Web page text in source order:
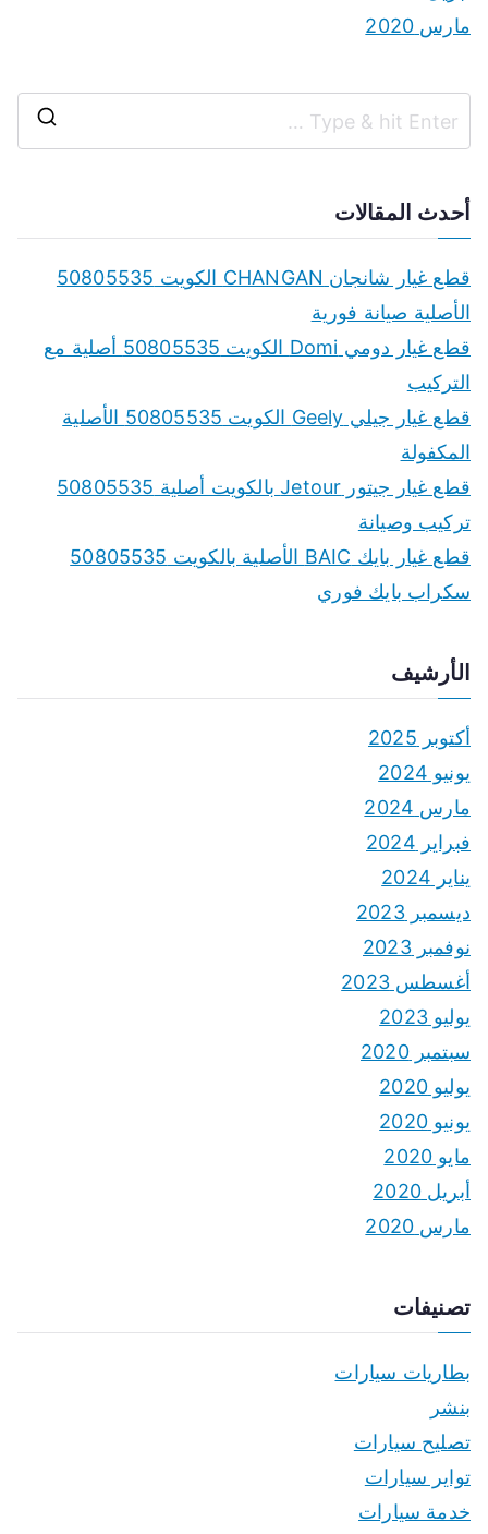
مارس 2020
r
أحدث المقالات
قطع غيار شانجان CHANGAN الكويت 50805535
الأصلية صيانة فورية
قطع غيار دومي Domi الكويت 50805535 أصلية مع
التركيب
قطع غيار جيلي Geely الكويت 50805535 الأصلية
المكفولة
قطع غيار جيتور Jetour بالكويت أصلية 50805535
تركيب وصيانة
قطع غيار بايك BAIC الأصلية بالكويت 50805535
سكراب بايك فوري
الأرشيف
أكتوبر 2025
يونيو 2024
مارس 2024
فبراير 2024
يناير 2024
ديسمبر 2023
نوفمبر 2023
أغسطس 2023
يوليو 2023
سبتمبر 2020
يوليو 2020
يونيو 2020
مايو 2020
أبريل 2020
مارس 2020
تصنيفات
بطاريات سيارات
بنشر
تصليح سيارات
تواير سيارات
خدمة سيارات